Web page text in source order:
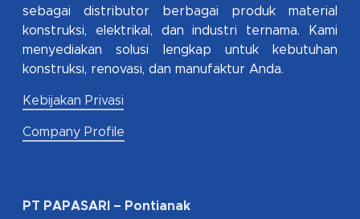
sebagai distributor berbagai produk material
konstruksi, elektrikal, dan industri ternama. Kami
menyediakan solusi lengkap untuk kebutuhan
konstruksi, renovasi, dan manufaktur Anda.
Kebijakan Privasi
Company Profile
PT PAPASARI – Pontianak